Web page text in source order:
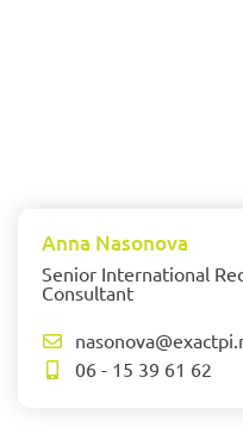
Anna Nasonova
Senior International
Consultant
06 - 15 39 61 62